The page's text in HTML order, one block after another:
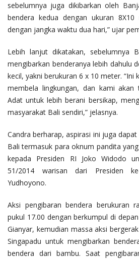
sebelumnya juga dikibarkan oleh
bendera kedua dengan ukuran
dengan jangka waktu dua hari,” ujar
Lebih lanjut dikatakan, sebelumnya
mengibarkan benderanya lebih dahulu
kecil, yakni berukuran 6 x 10 meter.
membela lingkungan, dan kami akan
Adat untuk lebih berani bersikap,
masyarakat Bali sendiri,” jelasnya.
Candra berharap, aspirasi ini juga
Bali termasuk para oknum pandita
kepada Presiden RI Joko Widodo
51/2014 warisan dari Presiden
Yudhoyono.
Aksi pengibaran bendera berukuran
pukul 17.00 dengan berkumpul di
Gianyar, kemudian massa aksi
Singapadu untuk mengibarkan
bendera dari bambu. Saat